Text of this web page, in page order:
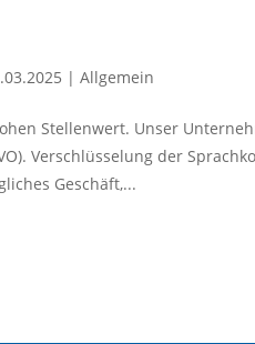
|Allgemein
Stellenwert. Unser
Verschlüsselung der
Geschäft,...